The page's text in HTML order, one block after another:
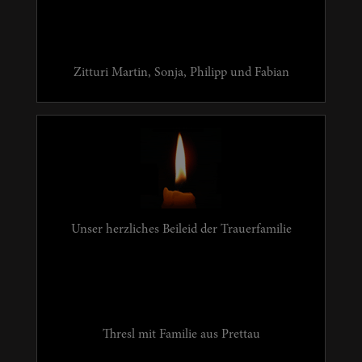
Zitturi Martin, Sonja, Philipp und Fabian
Unser herzliches Beileid der Trauerfamilie
Thresl mit Familie aus Prettau